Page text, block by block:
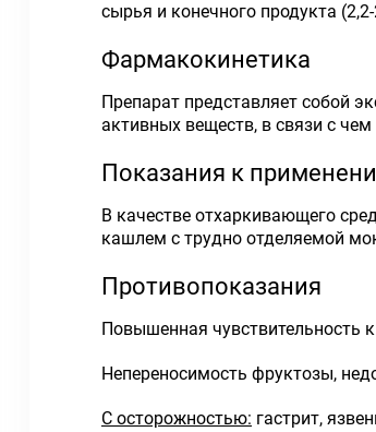
сырья и конечного продукта
Фармакокинетика
Препарат представляет собой
активных веществ, в связи с
Показания к
В качестве отхаркивающего
кашлем с трудно отделяемой
Противопоказания
Повышенная чувствительность
Непереносимость фруктозы,
С осторожностью: гастрит,